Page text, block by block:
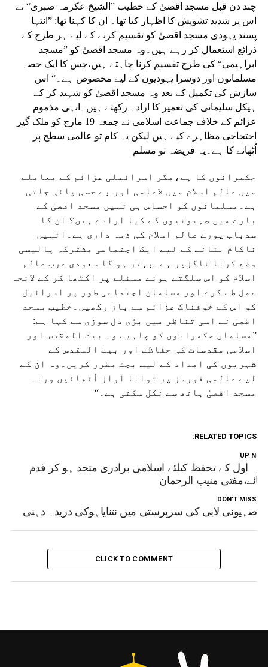
چند دن قبل مسجد اقصیٰ کے خطیب ”الشیخ عکرمہ صبری“ نے
اس پر شدید تشویش کا اظہار کیا تھا۔ ان کا کہنا تھا: ”انتہا
پسند یہودی مسجد اقصیٰ کو تقسیم کرنے کے لیے ہر طرح کے
ذرائع استعمال کر رہے ہیں۔وہ مسجد اقصیٰ کو ”مسجد
ابراہیمی“ کی طرح تقسیم کرنا چاہتے ہیں،جس کا ایک حصہ
مسلمانوں اور دوسرا یہودیوں کے لیے مخصوص ہے۔“ اس
سازش کی تکمیل کے بعد وہ مسجد اقصیٰ کو شہید کر کے
ہیکل سلیمانی کی تعمیر کا ارادہ رکھتے ہیں۔انہی مذموم
عزائم کے خلاف جماعت اسلامی نے جمعہ 19 مارچ کو ملک گیر
احتجاجی مظاہرے کیے ہیں لیکن یہ کام تو عالمی سطح پر
اُٹھانے کا ہے۔یہ فریضہ تو مسلم
حکمرانوں کا ہے،مگر اسرائیلی عزائم کے معاملے
میں عالم اسلام میں لاعلمی اور بے حسی پائی جاتی
ہے۔مسلمانوں کو احساس ہی نہیں مسجد اقصیٰ کے
بارے میں صہیونیوں کے کیا ارادے ہیں؟ ان کا
سدباب پورے عالم اسلام کی ذمہ داری ہے۔انہیں
ناکام بنانے کے لیے ایک اجتماعی مشترکہ پالیسی
وضع کرنا ناگزیر ہے۔بہتر ہو گا سعودی عرب عالم
اسلام کو اس سلگتے ہوئے مسئلے پر اکٹھا کر کے لائحہ
عمل طے کرے اور مسلمان اجتماعی طور پر اسرائیل
کو اس کے خوفناک عزائم سے باز رکھیں۔خطیب مسجد
اقصیٰ نے اسی تناظر میں بڑی دل سوزی سے کہا ہے:
”مسلمان حکمرانوں کو چاہیے وہ بیت المقدس اور
اسلامی مقدسات کی حفاظت اور بیت المقدس کے
شہریوں کی امداد کے لیے بجٹ مقرر کریں۔وہ ان کے
لیے عالمی فورمز پر توانا آواز اُٹھائیں ورنہ
مسجد اقصیٰ ہاتھ سے نکل سکتی ہے۔“
RELATED TOPICS:
UP
اول کے تحفظ کیلئے اسلامی برادری متحد ہو کر قدم
منیب الرحمان
DON'T MISS
صہیونی لابی کی سرپرستی میں نتنایاہوکی دریدہ دہنی
CLICK TO COMMENT